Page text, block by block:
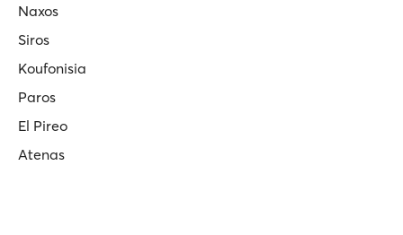
Naxos
Siros
Koufonisia
Paros
El Pireo
Atenas